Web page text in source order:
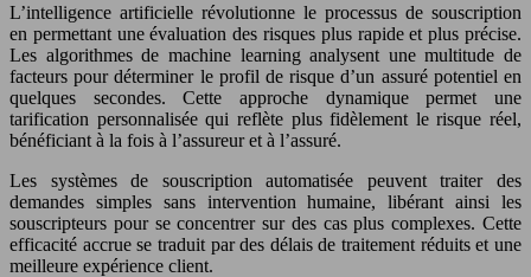
L’intelligence artificielle révolutionne le processus de souscription
en permettant une évaluation des risques plus rapide et plus précise.
Les algorithmes de machine learning analysent une multitude de
facteurs pour déterminer le profil de risque d’un assuré potentiel en
quelques secondes. Cette approche dynamique permet une
tarification personnalisée qui reflète plus fidèlement le risque réel,
bénéficiant à la fois à l’assureur et à l’assuré.
Les systèmes de souscription automatisée peuvent traiter des
demandes simples sans intervention humaine, libérant ainsi les
souscripteurs pour se concentrer sur des cas plus complexes. Cette
efficacité accrue se traduit par des délais de traitement réduits et une
meilleure expérience client.